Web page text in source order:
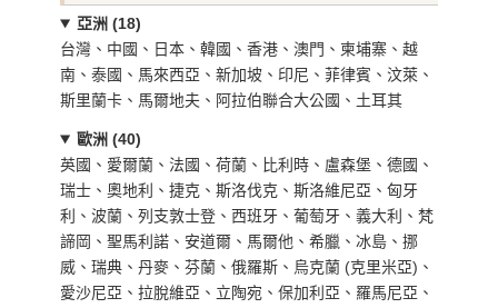
亞洲 (18)
台灣、中國、日本、韓國、香港、澳門、柬埔寨、越
南、泰國、馬來西亞、新加坡、印尼、菲律賓、汶萊、
斯里蘭卡、馬爾地夫、阿拉伯聯合大公國、土耳其
歐洲 (40)
英國、愛爾蘭、法國、荷蘭、比利時、盧森堡、德國、
瑞士、奧地利、捷克、斯洛伐克、斯洛維尼亞、匈牙
利、波蘭、列支敦士登、西班牙、葡萄牙、義大利、梵
諦岡、聖馬利諾、安道爾、馬爾他、希臘、冰島、挪
威、瑞典、丹麥、芬蘭、俄羅斯、烏克蘭 (克里米亞)、
愛沙尼亞、拉脫維亞、立陶宛、保加利亞、羅馬尼亞、